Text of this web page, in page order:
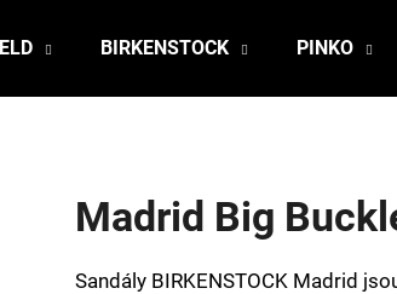
BIRKENSTOCK PINKO
Madrid Big
Sandály BIRKENSTOCK Madrid
najít?
HLEDAT